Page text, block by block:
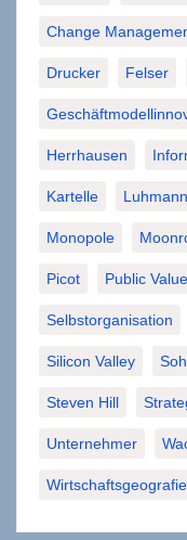
Change
Drucker Felser
Herrhausen
Kartelle Luhmann
Monopole
Picot Public Value
Selbstorganisation
Silicon Valley
Steven Hill
Unternehmer
Wirtschaftsgeografie